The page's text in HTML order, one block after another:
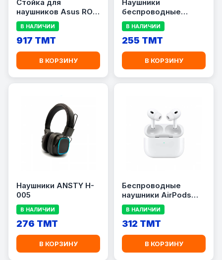
Стойка для
наушников Asus ROG
Throne Core
В НАЛИЧИИ
917 TMT
В КОРЗИНУ
Наушники
беспроводные
ANSTY H-001
В НАЛИЧИИ
255 TMT
В КОРЗИНУ
Наушники ANSTY H-
005
В НАЛИЧИИ
276 TMT
В КОРЗИНУ
Беспроводные
наушники AirPods
Pro 2 белый (A2931
A2700)
В НАЛИЧИИ
312 TMT
В КОРЗИНУ